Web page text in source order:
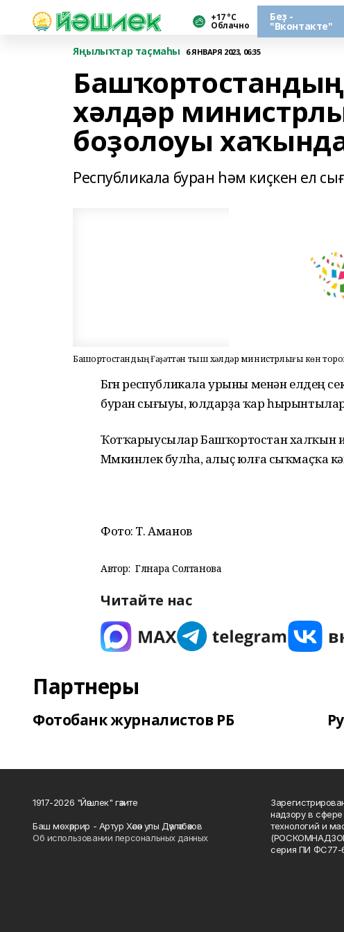
+17 °С
Облачно
Беҙ -
"Вконтакте"
Яңылыҡтар таҫмаһы
6 ЯНВАРЯ 2023, 06:35
хәлдәр
боҙолоуы
Республикала буран һәм киҫкен ел
Башҡортостандың Ғәҙәттән тыш хәлдәр министрлығы көн
Бөгөн республикала урыны менән елдең
буран сығыуы, юлдарҙа ҡар
Ҡотҡарыусылар Башҡортостан халҡын
Мөмкинлек булһа, алыҫ юлға сыҡмаҫҡа
Фото: Т. Аманов
Автор: Гөлнара Солтанова
Читайте нас
Партнеры
Фотобанк журналистов РБ
1917-2026 "Йәшлек" гәзите
Баш мөхәррир - Артур Хәсән улы Дәүләтбәков
Об использовании персональных данных
надзору в
технологий и
серия ПИ ФС77-